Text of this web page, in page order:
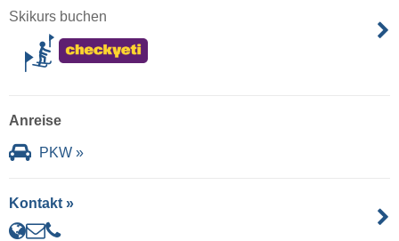
Skikurs buchen
Anreise
PKW »
Kontakt »